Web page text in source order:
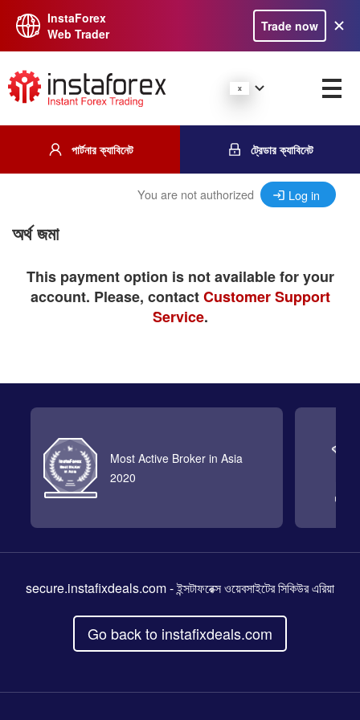
InstaForex
Web Trader
Trade now
পার্টনার ক্যাবিনেট ট্রেডার ক্যাবিনেট
You are not authorized Log in
অর্থ জমা
This payment option is not available for your
account. Please, contactCustomer Support
Service.
Most Active Broker in Asia
2020
secure.instafixdeals.com- ইন্সটাফরেক্স ওয়েবসাইটের সিকিউর এরিয়া
Go back to instafixdeals.com